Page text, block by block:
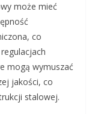
może mieć
co
mogą wymuszać
jakości, co
stalowej.